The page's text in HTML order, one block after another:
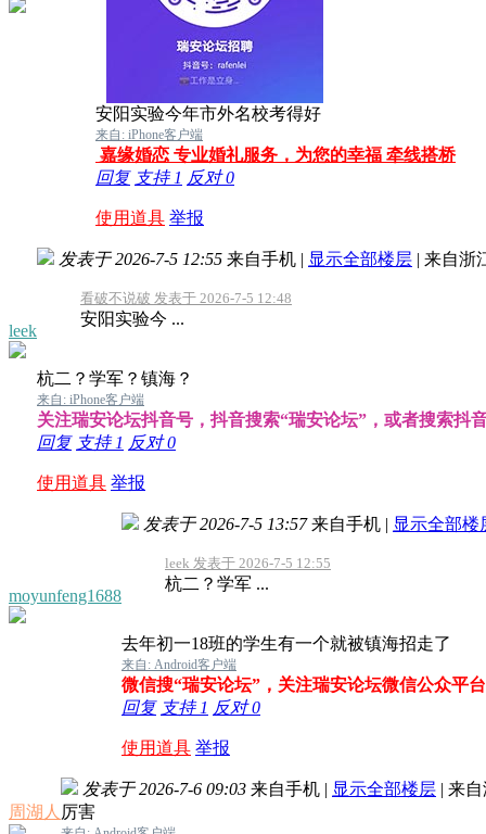
安阳实验今年市外名校考得好
来自: iPhone客户端
嘉缘婚恋 专业婚礼服务，为您的幸福 牵线搭桥
回复 支持 1 反对0
使用道具 举报
leek
发表于 2026-7-5 12:55 来自手机 | 显示全部楼层 | 来自浙
看破不说破 发表于 2026-7-5 12:48
安阳实验今 ...
杭二？学军？镇海？
来自: iPhone客户端
关注瑞安论坛抖音号，抖音搜索“瑞安论坛”，或者搜索抖
回复 支持 1 反对0
使用道具 举报
moyunfeng1688
发表于 2026-7-5 13:57 来自手机 | 显示全部楼
leek 发表于 2026-7-5 12:55
杭二？学军 ...
去年初一18班的学生有一个就被镇海招走了
来自: Android客户端
微信搜“瑞安论坛”，关注瑞安论坛微信公众平
回复 支持 1 反对0
使用道具 举报
周湖人
发表于 2026-7-6 09:03 来自手机 | 显示全部楼层 | 来
厉害